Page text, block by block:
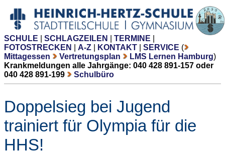
SCHULE SCHLAGZEILEN TERMINE
FOTOSTRECKEN
A-Z KONTAKT SERVICE (
Mittagessen
Vertretungsplan LMS Lernen Hamburg)
Krankmeldungen alle Jahrgänge: 040 428 891-157 oder
040 428 891-199
Schulbüro
Doppelsieg bei Jugend
trainiert für Olympia für die
HHS!